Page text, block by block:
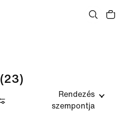
(23)
Rendezés
szempontja